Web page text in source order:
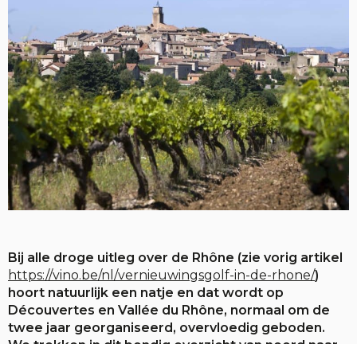
Bij alle droge uitleg over de Rhône (zie vorig artikel
https://vino.be/nl/vernieuwingsgolf-in-de-rhone/)
hoort natuurlijk een natje en dat wordt op
Découvertes en Vallée du Rhône, normaal om de
twee jaar georganiseerd, overvloedig geboden.